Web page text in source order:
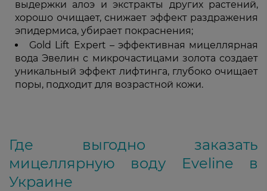
выдержки алоэ и экстракты других растений,
хорошо очищает, снижает эффект раздражения
эпидермиса, убирает покраснения;
Gold Lift Expert – эффективная мицеллярная
вода Эвелин с микрочастицами золота создает
уникальный эффект лифтинга, глубоко очищает
поры, подходит для возрастной кожи.
Где выгодно заказать
мицеллярную воду Eveline в
Украине